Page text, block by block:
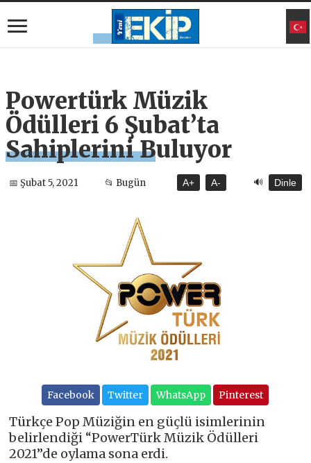
Powertürk Müzik
Ödülleri 6 Şubat’ta
Sahiplerini Buluyor
📅 Şubat 5, 2021 📂 Bugün A+ A- 🔊 Dinle
Facebook Twitter WhatsApp Pinterest
Türkçe Pop Müziğin en güçlü isimlerinin
belirlendiği “PowerTürk Müzik Ödülleri
2021”de oylama sona erdi.